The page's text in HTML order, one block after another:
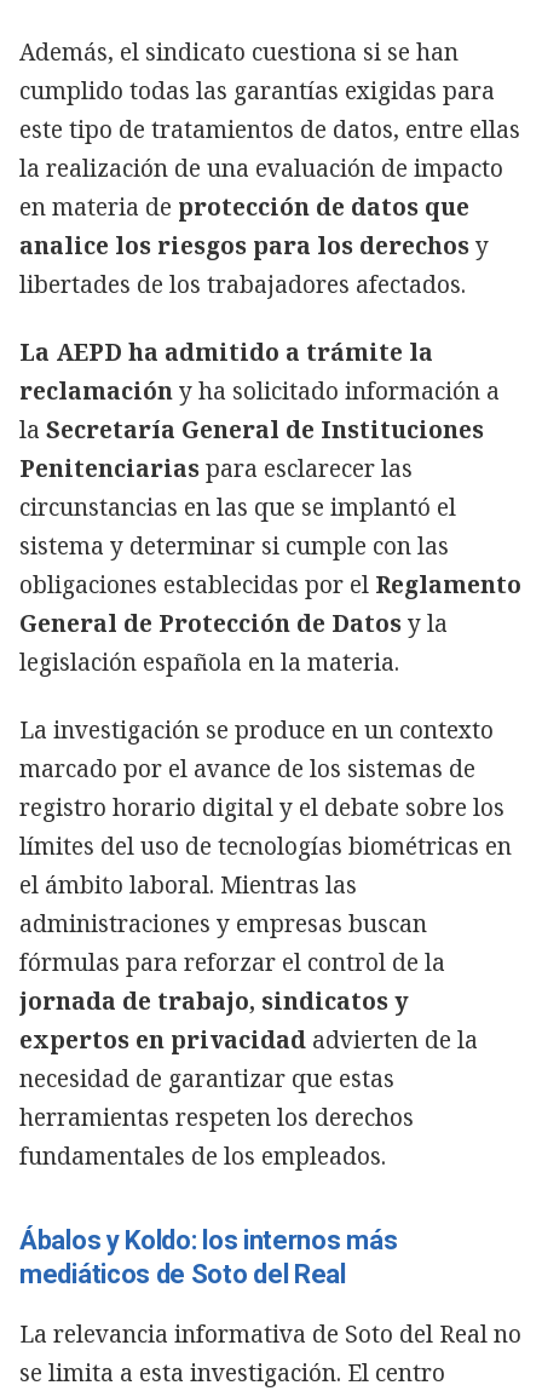
Además, el sindicato cuestiona si se han
cumplido todas las garantías exigidas para
este tipo de tratamientos de datos, entre ellas
la realización de una evaluación de impacto
en materia de protección de datos que
analice los riesgos para los derechosy
libertades de los trabajadores afectados.
La AEPD ha admitido a trámite la
reclamacióny ha solicitado información a
la Secretaría General de Instituciones
Penitenciariaspara esclarecer las
circunstancias en las que se implantó el
sistema y determinar si cumple con las
obligaciones establecidas por el Reglamento
General de Protección de Datosy la
legislación española en la materia.
La investigación se produce en un contexto
marcado por el avance de los sistemas de
registro horario digital y el debate sobre los
límites del uso de tecnologías biométricas en
el ámbito laboral. Mientras las
administraciones y empresas buscan
fórmulas para reforzar el control de la
jornada de trabajo, sindicatos y
expertos en privacidad advierten de la
necesidad de garantizar que estas
herramientas respeten los derechos
fundamentales de los empleados.
Ábalos y Koldo: los internos más
mediáticos de Soto del Real
La relevancia informativa de Soto del Real no
se limita a esta investigación. El centro